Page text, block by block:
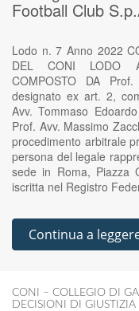
Football Club
Lodo n. 7 Anno 2022
DEL CONI LODO
COMPOSTO DA
designato ex art. 2,
Avv. Tommaso
Prof. Avv. Massimo
procedimento arbitrale
persona del legale
sede in Roma, Piazza
iscritta nel Registro
Continua a
CONI – COLLEGIO DI
DECISIONI DI GIUSTIZIA